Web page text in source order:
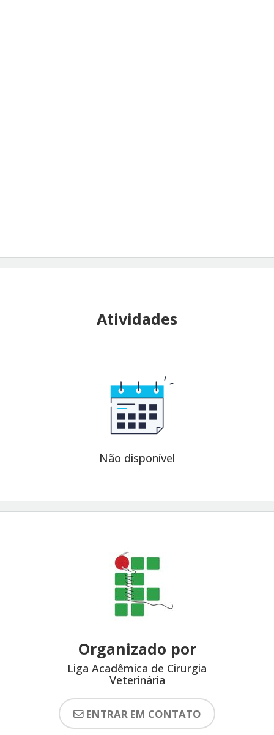
Atividades
Não disponível
Organizado por
Liga Acadêmica de Cirurgia
Veterinária
ENTRAR EM CONTATO